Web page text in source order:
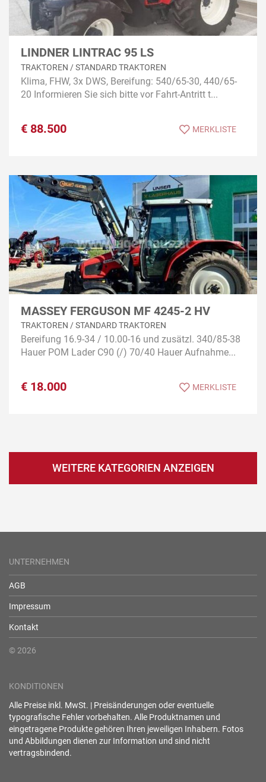
LINDNER LINTRAC 95 LS
TRAKTOREN / STANDARD TRAKTOREN
Klima, FHW, 3x DWS, Bereifung: 540/65-30, 440/65-
20 Informieren Sie sich bitte vor Fahrt-Antritt t...
€ 88.500 MERKLISTE
MASSEY FERGUSON MF 4245-2 HV
TRAKTOREN / STANDARD TRAKTOREN
Bereifung 16.9-34 / 10.00-16 und zusätzl. 340/85-38
Hauer POM Lader C90 (/) 70/40 Hauer Aufnahme...
€ 18.000 MERKLISTE
WEITERE KATEGORIEN ANZEIGEN
UNTERNEHMEN
AGB
Impressum
Kontakt
© 2026
KONDITIONEN
Alle Preise inkl. MwSt. | Preisänderungen oder eventuelle
typografische Fehler vorbehalten. Alle Produktnamen und
eingetragene Produkte gehören Ihren jeweiligen Inhabern. Fotos
und Abbildungen dienen zur Information und sind nicht
vertragsbindend.